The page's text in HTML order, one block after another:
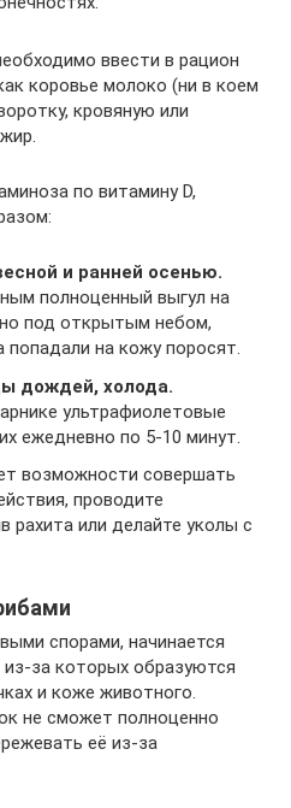
ввести в рацион
коровье молоко (ни в коем
кровяную или
по витамину D,
и ранней осенью.
полноценный выгул на
под открытым небом,
попадали на кожу поросят.
дождей, холода.
ультрафиолетовые
ежедневно по 5-10 минут.
возможности совершать
проводите
рахита или делайте уколы с
спорами, начинается
за которых образуются
и коже животного.
не сможет полноценно
её из-за